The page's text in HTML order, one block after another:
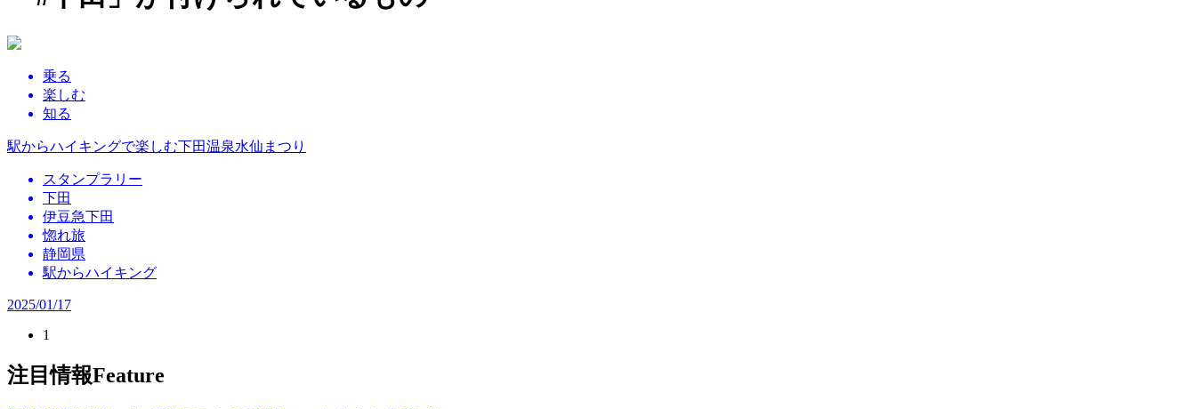
乗る
楽しむ
知る
駅からハイキングで楽しむ下田温泉水仙まつり
スタンプラリー
下田
伊豆急下田
惚れ旅
静岡県
駅からハイキング
2025/01/17
1
注目情報Feature